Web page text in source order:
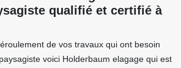
qualifié et certifié à
de vos travaux qui ont besoin
voici Holderbaum elagage qui est